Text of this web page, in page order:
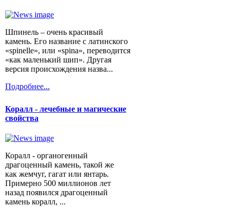
Шпинель – очень красивый
камень. Его название с латинского
«spinelle», или «spina», переводится
«как маленький шип». Другая
версия происхождения назва...
Подробнее...
Коралл - лечебные и магические
свойства
Коралл - органогенный
драгоценный камень, такой же
как жемчуг, гагат или янтарь.
Примерно 500 миллионов лет
назад появился драгоценный
камень коралл, ...